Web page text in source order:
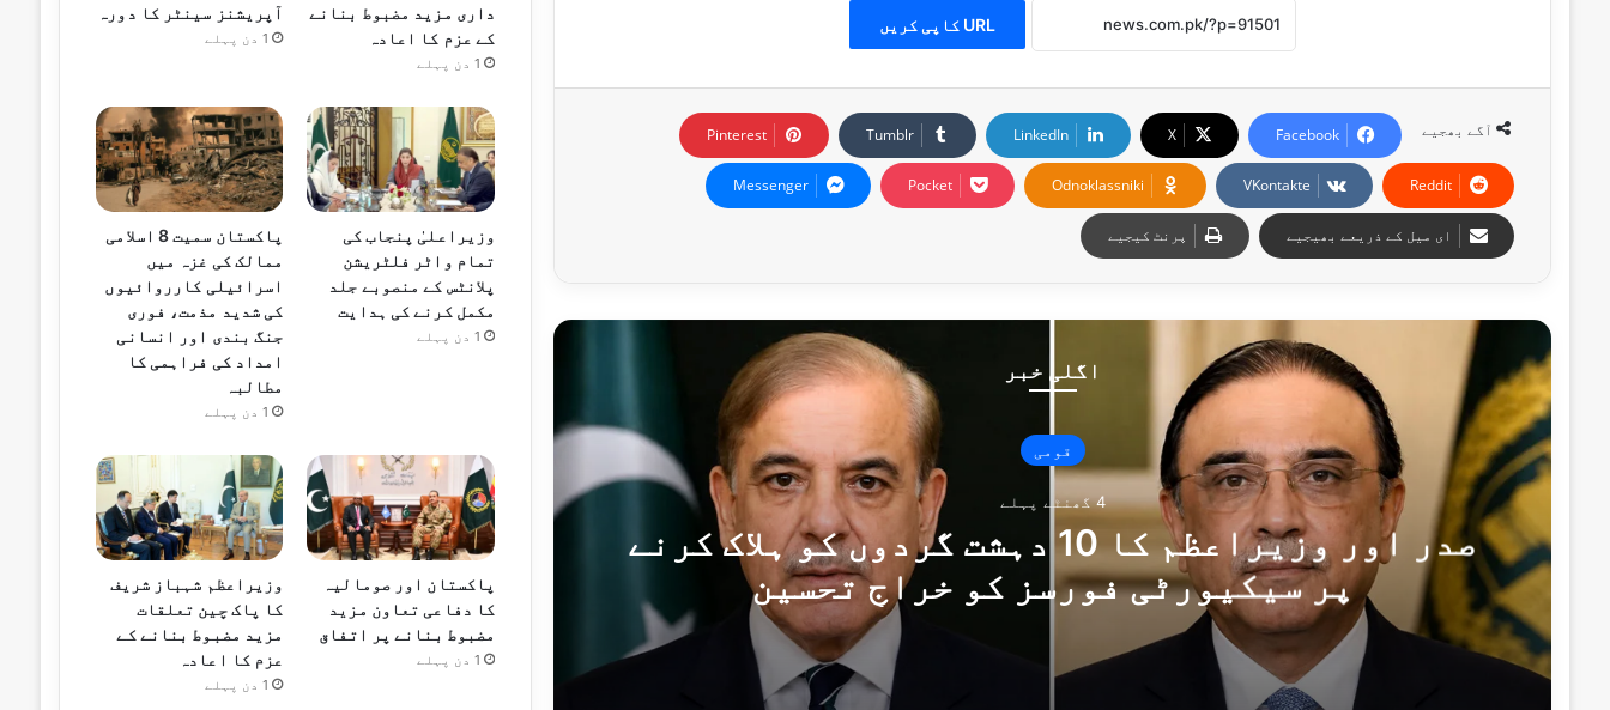
URL کاپی کریں
آگے بھجیے Facebook
X
LinkedIn
Tumblr
Pinterest
Reddit
VKontakte
Odnoklassniki
Pocket
Messenger
ای میل کے ذریعے بھیجیے پرنٹ کیجیے
اگلی خبر
قومی
4 گھنٹے پہلے
صدر اور وزیراعظم کا 10 دہشت گردوں کو ہلاک کرنے
پر سیکیورٹی فورسز کو خراجِ تحسین
داری مزید مضبوط بنانے
کے عزم کا اعادہ
1 دن پہلے
آپریشنز سینٹر کا دورہ
1 دن پہلے
وزیراعلیٰ پنجاب کی
تمام واٹر فلٹریشن
پلانٹس کے منصوبے جلد
مکمل کرنے کی ہدایت
1 دن پہلے
پاکستان سمیت 8 اسلامی
ممالک کی غزہ میں
اسرائیلی کارروائیوں
کی شدید مذمت، فوری
جنگ بندی اور انسانی
امداد کی فراہمی کا
مطالبہ
1 دن پہلے
پاکستان اور صومالیہ
کا دفاعی تعاون مزید
مضبوط بنانے پر اتفاق
1 دن پہلے
وزیراعظم شہباز شریف
کا پاک چین تعلقات
مزید مضبوط بنانے کے
عزم کا اعادہ
1 دن پہلے